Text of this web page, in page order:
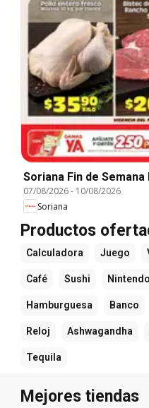
Soriana Fin de
07/08/2026- 10/08/2026
Soriana
Productos
Calculadora Juego
Café Sushi
Hamburguesa Banco
Reloj Ashwagandha
Tequila
Mejores tiendas